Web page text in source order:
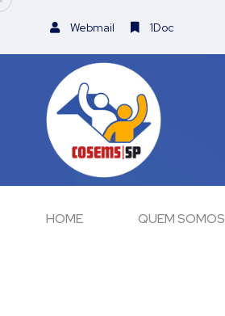
Webmail 1Doc
HOME QUEM SOMOS